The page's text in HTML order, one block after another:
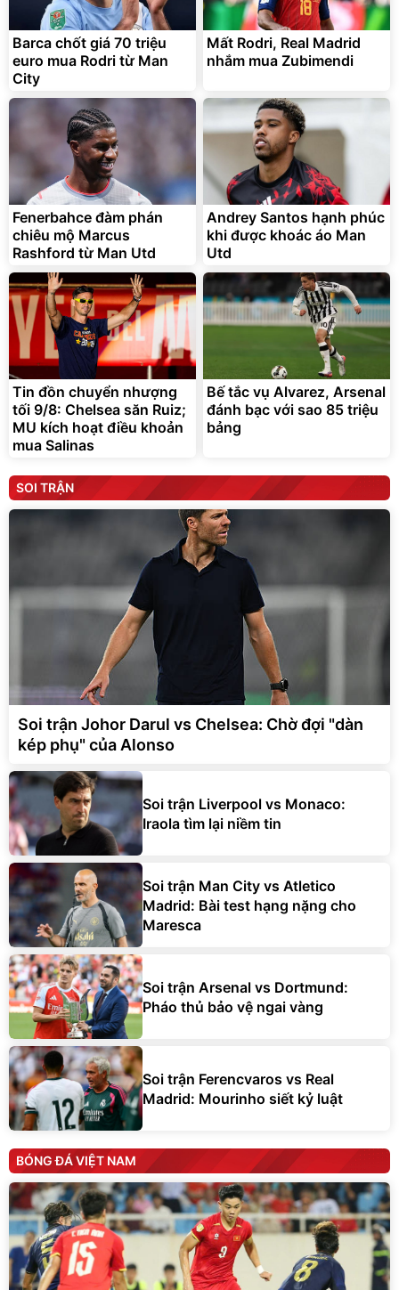
Barca chốt giá 70 triệu
euro mua Rodri từ Man
City
Mất Rodri, Real Madrid
nhắm mua Zubimendi
Fenerbahce đàm phán
chiêu mộ Marcus
Rashford từ Man Utd
Andrey Santos hạnh phúc
khi được khoác áo Man
Utd
Tin đồn chuyển nhượng
tối 9/8: Chelsea săn Ruiz;
MU kích hoạt điều khoản
mua Salinas
Bế tắc vụ Alvarez, Arsenal
đánh bạc với sao 85 triệu
bảng
SOI TRẬN
Soi trận Johor Darul vs Chelsea: Chờ đợi "dàn
kép phụ" của Alonso
Soi trận Liverpool vs Monaco:
Iraola tìm lại niềm tin
Soi trận Man City vs Atletico
Madrid: Bài test hạng nặng cho
Maresca
Soi trận Arsenal vs Dortmund:
Pháo thủ bảo vệ ngai vàng
Soi trận Ferencvaros vs Real
Madrid: Mourinho siết kỷ luật
BÓNG ĐÁ VIỆT NAM